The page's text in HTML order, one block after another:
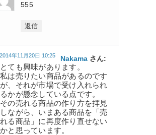
555
返信
Nakama さん:
2014年11月20日 10:25
とても興味があります。
私は売りたい商品があるのです
が、それが市場で受け入れられ
るかが懸念している点です。
その売れる商品の作り方を拝見
しながら、いまある商品を「売
れる商品」に再度作り直せない
かと思っています。